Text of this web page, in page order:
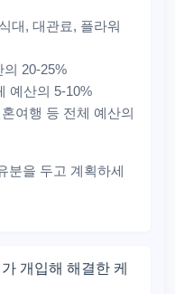
대, 대관료, 플라워
의 20-25%
예산의 5-10%
여행 등 전체 예산의
분을 두고 계획하세
개입해 해결한 케